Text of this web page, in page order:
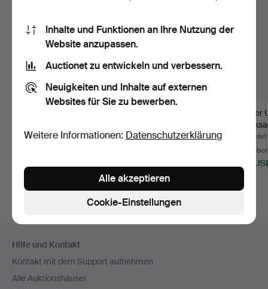
Beendet 29. Jul 2026
Jahrhundert.
Beendet 29. Jul 2026
12
180
Navigation
Hilfe und Kontakt
Kontakt mit dem Support aufnehmen
Alle Auktionshäuser
Inhalte und Funktionen an Ihre Nutzung der
Website anzupassen.
Auctionet zu entwickeln und verbessern.
Neuigkeiten und Inhalte auf externen
Websites für Sie zu bewerben.
Weitere Informationen: Datenschutzerklärung
Cookie-Einstellungen
Alle akzeptieren